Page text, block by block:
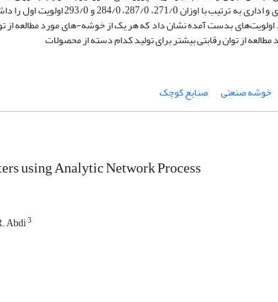
رودسر گزینه مبلمان صفحه‌ای و
بود. اولویت‌های بدست آمده نشان داد که هر یک از خوشه-های مورد
از توان رقابتی بیشتر برای تولید کدام دسته از محصولات
خوشه صنعتی صنایع کوچک
using Analytic Network Process
Abdi3